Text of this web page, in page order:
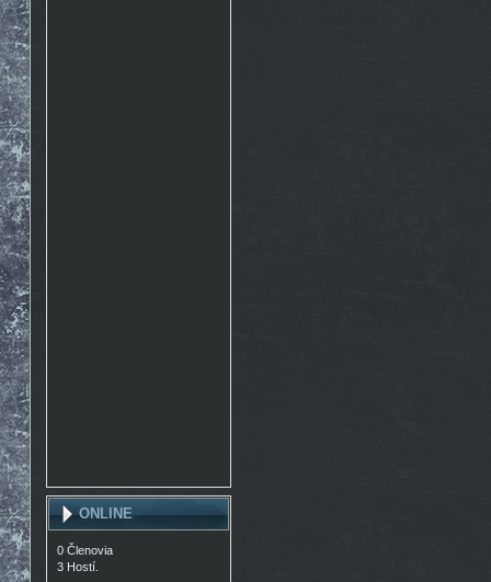
ONLINE
0 Členovia
3 Hostí.